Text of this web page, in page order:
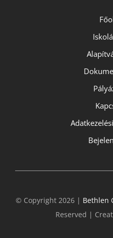
© Copyright 2026 | Bethlen
Reserved |